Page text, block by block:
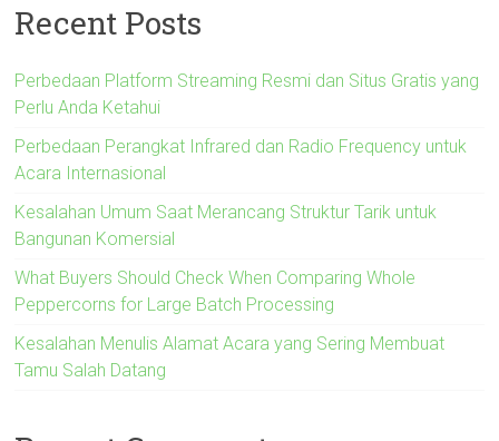
Recent Posts
Perbedaan Platform Streaming Resmi dan Situs Gratis yang
Perlu Anda Ketahui
Perbedaan Perangkat Infrared dan Radio Frequency untuk
Acara Internasional
Kesalahan Umum Saat Merancang Struktur Tarik untuk
Bangunan Komersial
What Buyers Should Check When Comparing Whole
Peppercorns for Large Batch Processing
Kesalahan Menulis Alamat Acara yang Sering Membuat
Tamu Salah Datang